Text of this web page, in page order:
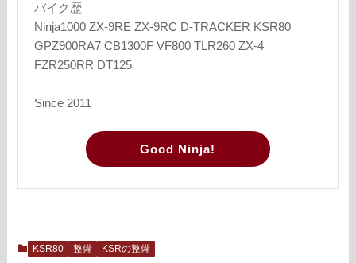
バイク歴
Ninja1000 ZX-9RE ZX-9RC D-TRACKER KSR80
GPZ900RA7 CB1300F VF800 TLR260 ZX-4
FZR250RR DT125
Since 2011
Good Ninja!
KSR80 整備 KSRの整備